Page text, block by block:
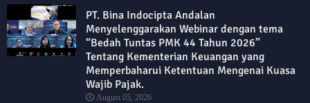
PT. Bina Indocipta Andalan
Menyelenggarakan Webinar dengan tema
“Bedah Tuntas PMK 44 Tahun 2026”
Tentang Kementerian Keuangan yang
Memperbaharui Ketentuan Mengenai Kuasa
Wajib Pajak.
August 05, 2026